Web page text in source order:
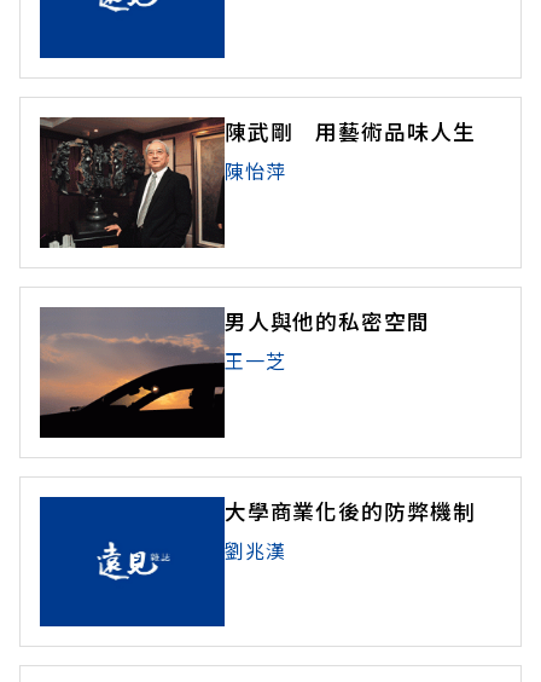
陳武剛 用藝術品味人生
陳怡萍
男人與他的私密空間
王一芝
大學商業化後的防弊機制
劉兆漢